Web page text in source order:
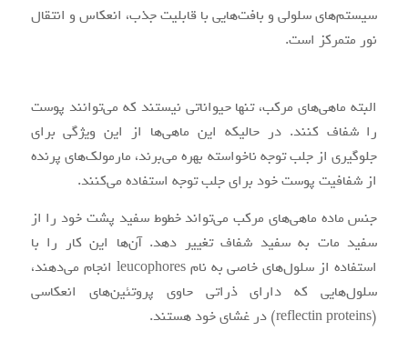
سیستم‌های سلولی و بافت‌هایی با قابلیت جذب، انعکاس و انتقال
نور متمرکز است.
البته ماهی‌های مرکب، تنها حیواناتی نیستند که می‌توانند پوست
را شفاف کنند. در حالیکه این ماهی‌ها از این ویژگی برای
جلوگیری از جلب توجه ناخواسته بهره می‌برند، مارمولک‌های پرنده
از شفافیت پوست خود برای جلب توجه استفاده می‌کنند.
جنس ماده ماهی‌های مرکب می‌تواند خطوط سفید پشت خود را از
سفید مات به سفید شفاف تغییر دهد. آن‌ها این کار را با
استفاده از سلول‌های خاصی به نام leucophores انجام می‌دهند،
سلول‌هایی که دارای ذراتی حاوی پروتئین‌های انعکاسی
(reflectin proteins) در غشای خود هستند.